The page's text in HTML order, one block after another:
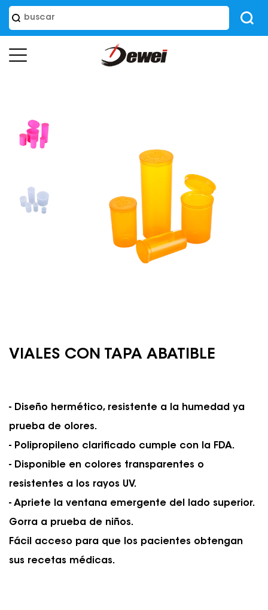
VIALES CON TAPA ABATIBLE
- Diseño hermético, resistente a la humedad ya
prueba de olores.
- Polipropileno clarificado cumple con la FDA.
- Disponible en colores transparentes o
resistentes a los rayos UV.
- Apriete la ventana emergente del lado superior.
Gorra a prueba de niños.
Fácil acceso para que los pacientes obtengan
sus recetas médicas.